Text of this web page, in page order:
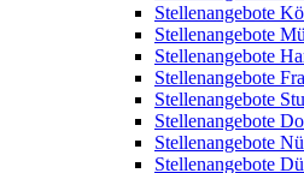
Stellenangebote
Stellenangebote
Stellenangebote
Stellenangebote
Stellenangebote
Stellenangebote
Stellenangebote
Stellenangebote